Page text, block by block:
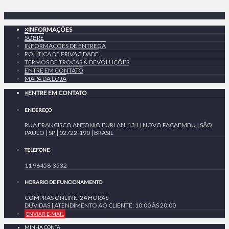
×INFORMAÇÕES
SOBRE
INFORMAÇÕES DE ENTREGA
POLÍTICA DE PRIVACIDADE
TERMOS DE TROCAS & DEVOLUÇÕES
ENTRE EM CONTATO
MAPA DA LOJA
×ENTRE EM CONTATO
ENDEREÇO
RUA FRANCISCO ANTONIO FURLAN, 131 | NOVO PACAEMBU | SÃO
PAULO | SP | 02722-190 | BRASIL
TELEFONE
11 96458-3532
HORARIO DE FUNCIONAMENTO
COMPRAS ONLINE: 24 HORAS
DÚVIDAS | ATENDIMENTO AO CLIENTE: 10:00 ÀS 20:00
ENVIAR E-MAIL
MINHA CONTA